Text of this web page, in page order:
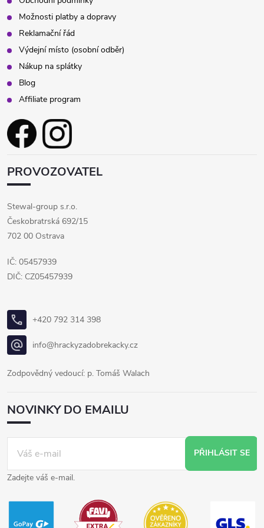
s
u
Možnosti platby a dopravy
Reklamační řád
Výdejní místo (osobní odběr)
Nákup na splátky
Blog
Affiliate program
PROVOZOVATEL
Stewal-group s.r.o.
Českobratrská 692/15
702 00 Ostrava
IČ: 05457939
DIČ: CZ05457939
+420 792 314 398
info@hrackyzadobrekacky.cz
Zodpovědný vedoucí: p. Tomáš Walach
NOVINKY DO EMAILU
PŘIHLÁSIT SE
Zadejte váš e-mail.